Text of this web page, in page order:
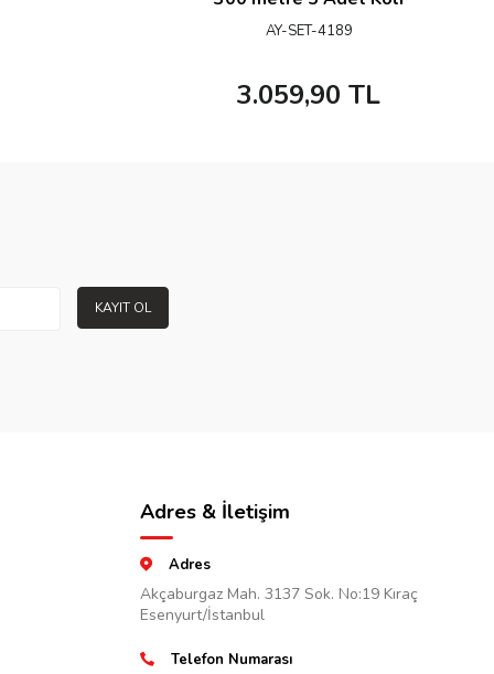
AY-SET-4189
3.059,90 TL
KAYIT OL
Adres & İletişim
Adres
Akçaburgaz Mah. 3137 Sok. No:19 Kıraç
Esenyurt/İstanbul
Telefon Numarası